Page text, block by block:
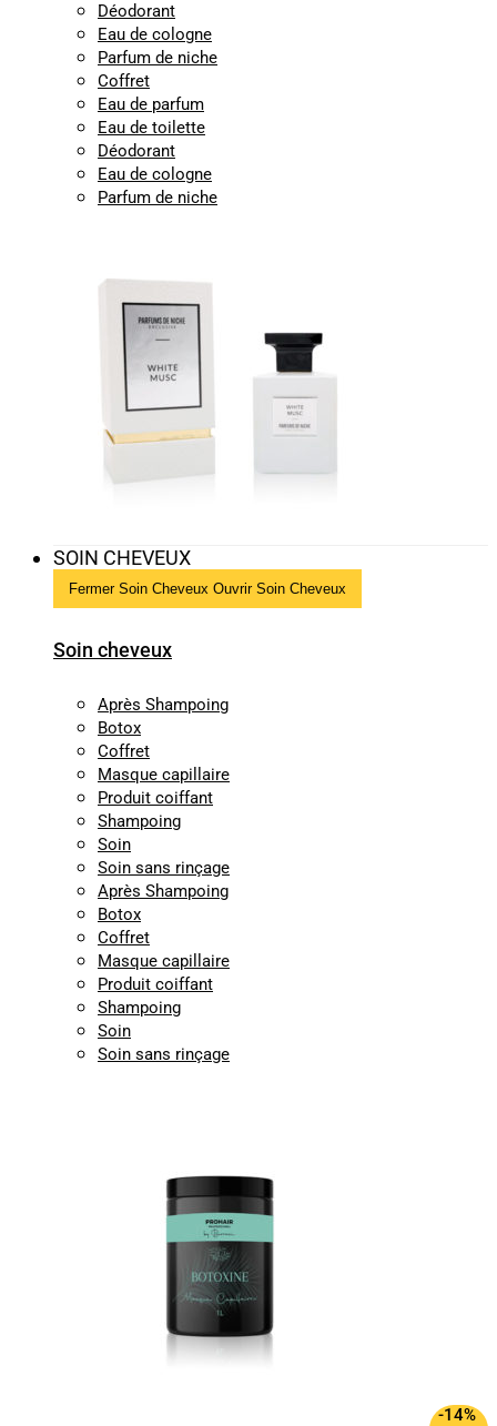
Déodorant
Eau de cologne
Parfum de niche
Coffret
Eau de parfum
Eau de toilette
Déodorant
Eau de cologne
Parfum de niche
SOIN CHEVEUX
Fermer Soin Cheveux Ouvrir Soin Cheveux
Soin cheveux
Après Shampoing
Botox
Coffret
Masque capillaire
Produit coiffant
Shampoing
Soin
Soin sans rinçage
Après Shampoing
Botox
Coffret
Masque capillaire
Produit coiffant
Shampoing
Soin
Soin sans rinçage
-14%